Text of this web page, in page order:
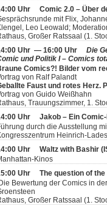
Uhr Comic 2.0 – Über
mit Flix,
Leo Leowald;
Großer Ratssaal (1.
Uhr — 16:00 Uhr Die
und Politik I – Comics
Comics?! Bilder vom
von Ralf Palandt
Faust und rotes Herz.
von Guido Weißhahn
Trauungszimmer, 1.
Uhr Jakob – Ein
durch die Ausstellung
Heinrich-
Uhr Waltz with Bashir
Kinos
Uhr The question of
Bewertung der Comics in
Großer Ratssaal (1.